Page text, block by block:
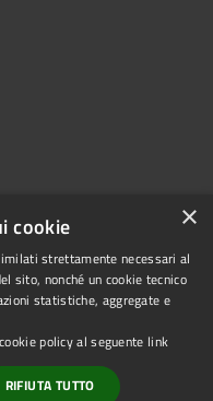
Copyright © 2025 Comune di
Ariano Irpino
Powered byMunicipium
×
cookie
strettamente necessari al
sito, nonché un cookie tecnico
statistiche, aggregate e
policy al seguente link
RIFIUTA TUTTO